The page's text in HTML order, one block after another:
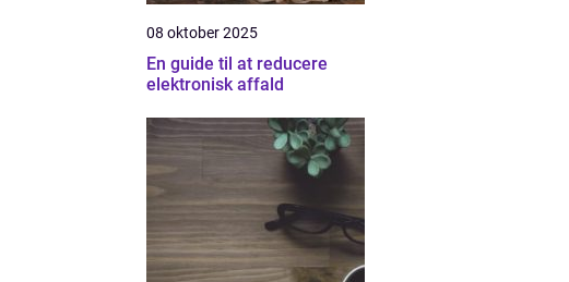
08 oktober 2025
En guide til at reducere
elektronisk affald